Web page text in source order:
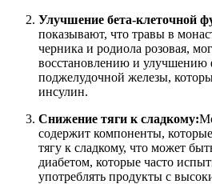
Улучшение бета-клеточной
показывают, что травы в
черника и родиола розовая,
восстановлению и улучшению
поджелудочной железы,
инсулин.
Снижение тяги к сладкому:
содержит компоненты,
тягу к сладкому, что может
диабетом, которые часто
употреблять продукты с